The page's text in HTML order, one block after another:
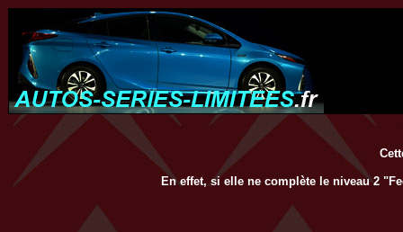
En effet, si elle ne complète le niveau 2